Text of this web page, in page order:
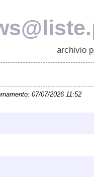
archivio
07/07/2026 11:52